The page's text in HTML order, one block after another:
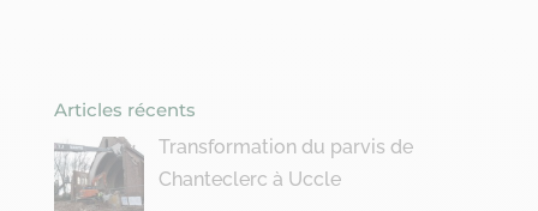
Articles récents
Transformation du parvis de
Chanteclerc à Uccle